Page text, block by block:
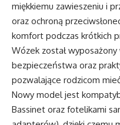
miękkiemu zawieszeniu i
oraz ochroną
komfort podczas krótkich
Wózek został
bezpieczeństwa oraz
pozwalające rodzicom
Nowy model jest
Bassinet oraz fotelikami